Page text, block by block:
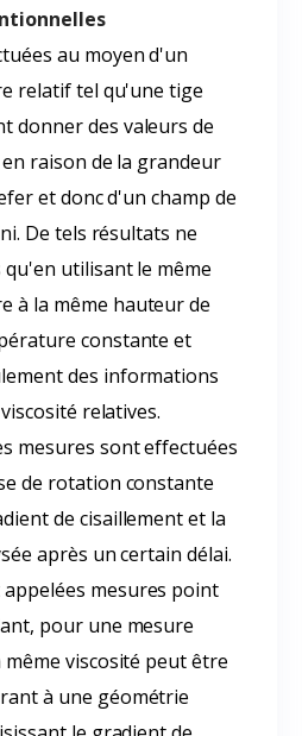
au moyen d'un
relatif tel qu'une tige
donner des valeurs de
raison de la grandeur
et donc d'un champ de
De tels résultats ne
utilisant le même
à la même hauteur de
constante et
des informations
relatives.
mesures sont effectuées
de rotation constante
de cisaillement et la
après un certain délai.
mesures point
pour une mesure
viscosité peut être
à une géométrie